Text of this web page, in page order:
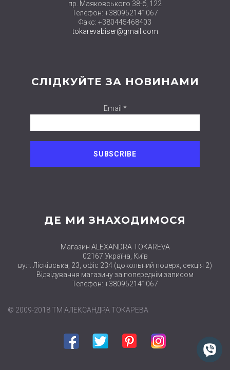
пр. Маяковського 38-б, 122
Телефон: +380952141067
Факс: +380445468403
tokarevabiser@gmail.com
СЛІДКУЙТЕ ЗА НОВИНАМИ
Email *
ДЕ МИ ЗНАХОДИМОСЯ
Магазин ALEXANDRA TOKAREVA
02167 Україна, Київ
вул. Лісківська, 23, офіс 234 (цокольний поверх, секція 2)
Відвідування магазину за попереднім записом
Телефон: +380952141067
© 2009-2018 ТМ АЛЕКСАНДРА ТОКАРЕВА
Facebook Twitter Pinterest Instagram
Нові набори
close